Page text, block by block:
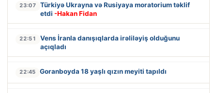
23:07
Türkiyə Ukrayna və Rusiyaya moratorium təklif
etdi -Hakan Fidan
22:51
Vens İranla danışıqlarda irəliləyiş olduğunu
açıqladı
22:45 Goranboyda 18 yaşlı qızın meyiti tapıldı